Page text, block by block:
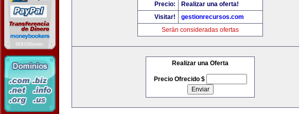
Precio:
Realizar una oferta!
Visitar!
gestionrecursos.com
Serán consideradas ofertas
Realizar una Oferta
Precio Ofrecido $